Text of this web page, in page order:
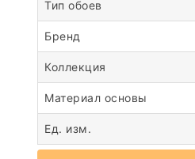
Тип обоев
Бренд
Коллекция
Материал основы
Ед. изм.